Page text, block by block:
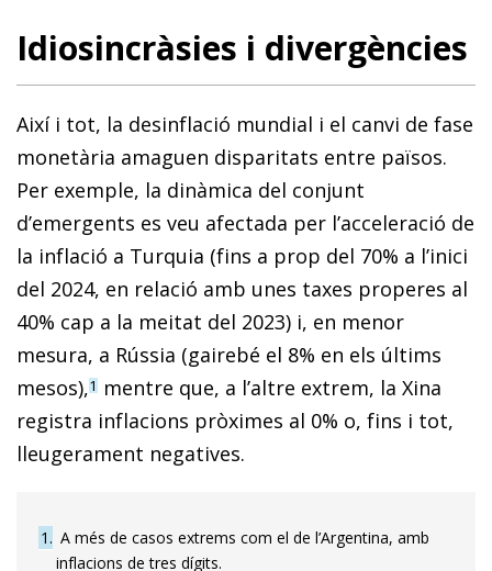
Idiosincràsies i divergències
Així i tot, la desinflació mundial i el canvi de fase
monetària amaguen disparitats entre països.
Per exemple, la dinàmica del conjunt
d’emergents es veu afectada per l’acceleració de
la inflació a Turquia (fins a prop del 70% a l’inici
del 2024, en relació amb unes taxes properes al
40% cap a la meitat del 2023) i, en menor
mesura, a Rússia (gairebé el 8% en els últims
mesos),1 mentre que, a l’altre extrem, la Xina
registra inflacions pròximes al 0% o, fins i tot,
lleugerament negatives.
1
A més de casos extrems com el de l’Argentina, amb
inflacions de tres dígits.